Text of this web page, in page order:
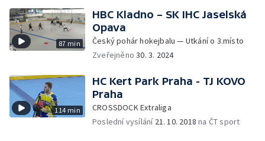
87 min
HBC Kladno – SK IHC Jaselská
Opava
Český pohár hokejbalu — Utkání o 3.místo
Zveřejněno30. 3. 2024
114 min
HC Kert Park Praha - TJ KOVO
Praha
CROSSDOCK Extraliga
Poslední vysílání 21. 10. 2018 na ČT sport